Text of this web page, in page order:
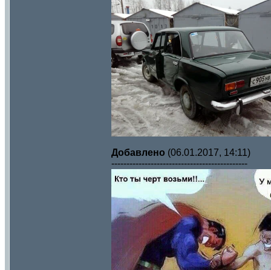
Добавлено (06.01.2017, 14:11)
---------------------------------------------